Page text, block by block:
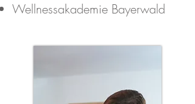
Wellnessakademie Bayerwald